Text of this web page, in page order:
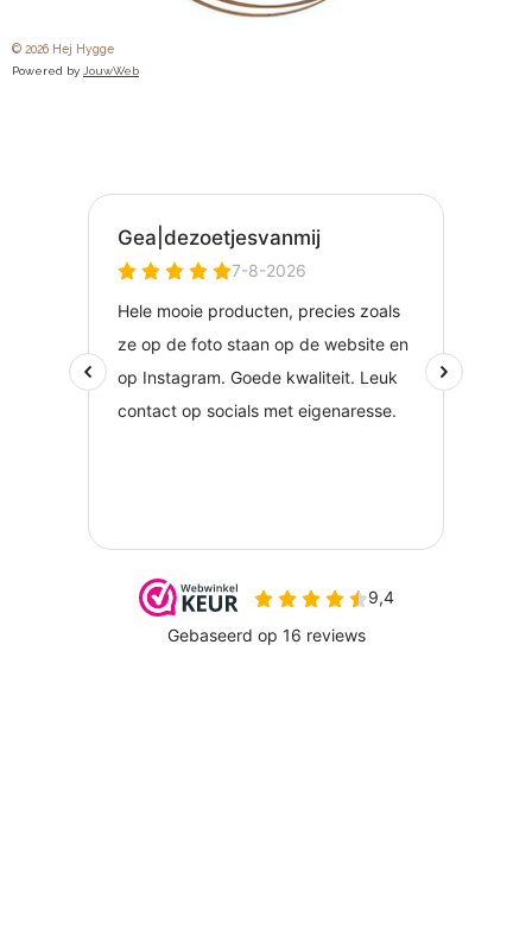
© 2026 Hej Hygge
Powered by JouwWeb